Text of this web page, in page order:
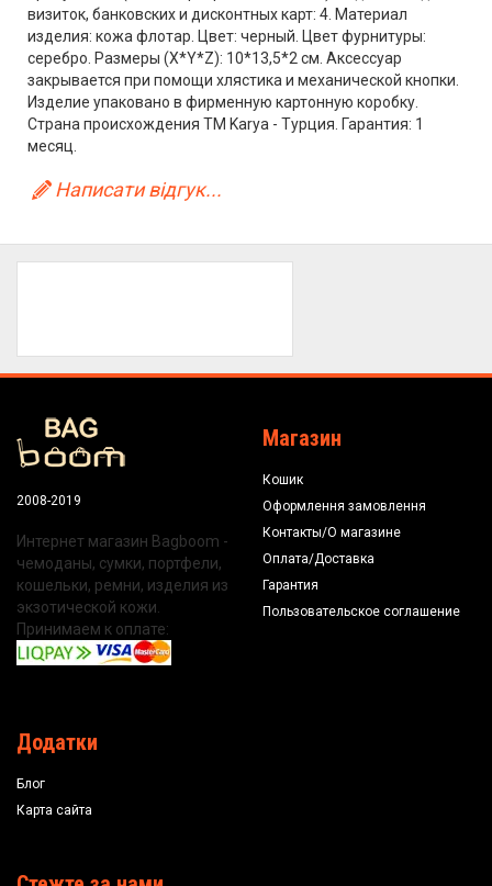
визиток, банковских и дисконтных карт: 4. Материал
изделия: кожа флотар. Цвет: черный. Цвет фурнитуры:
серебро. Размеры (X*Y*Z): 10*13,5*2 см. Аксессуар
закрывается при помощи хлястика и механической кнопки.
Изделие упаковано в фирменную картонную коробку.
Страна происхождения TM Karya - Турция. Гарантия: 1
месяц.
Написати відгук...
2008-2019
Интернет магазин Bagboom -
чемоданы, сумки, портфели,
кошельки, ремни, изделия из
экзотической кожи.
Принимаем к оплате:
Магазин
Кошик
Оформлення замовлення
Контакты/О магазине
Оплата/Доставка
Гарантия
Пользовательское соглашение
Додатки
Блог
Карта сайта